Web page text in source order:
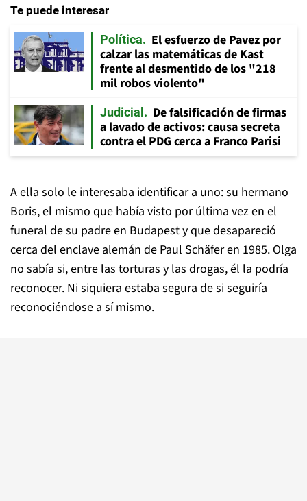
Te puede interesar
Política
El esfuerzo de Pavez por
calzar las matemáticas de Kast
frente al desmentido de los "218
mil robos violento"
Judicial
De falsificación de firmas
a lavado de activos: causa secreta
contra el PDG cerca a Franco Parisi
A ella solo le interesaba identificar a uno: su hermano
Boris, el mismo que había visto por última vez en el
funeral de su padre en Budapest y que desapareció
cerca del enclave alemán de Paul Schäfer en 1985. Olga
no sabía si, entre las torturas y las drogas, él la podría
reconocer. Ni siquiera estaba segura de si seguiría
reconociéndose a sí mismo.